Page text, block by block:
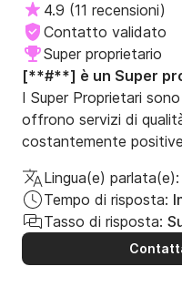
4.9 (11 recensioni)
Contatto validato
Super proprietario
[**#**] è un Super
I Super Proprietari
offrono servizi di
costantemente
Lingua(e) parlata(e):
Tempo di risposta:
Tasso di risposta: